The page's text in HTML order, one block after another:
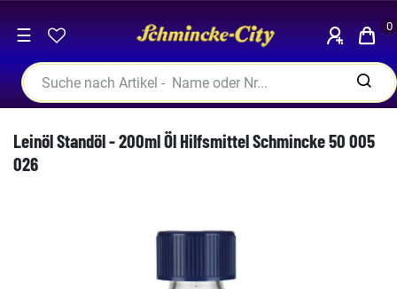
☰ 0
Leinöl Standöl - 200ml Öl Hilfsmittel Schmincke 50 005
026